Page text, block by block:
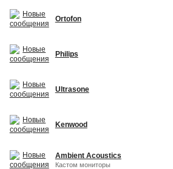
Ortofon
Philips
Ultrasone
Kenwood
Ambient Acoustics
Кастом мониторы